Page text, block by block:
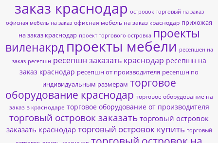
заказ краснодар островок торговый на заказ
офисная мебель на заказ офисная мебель на заказ краснодар прихожая
на заказ краснодар проект торгового островка проекты
виленакрд проекты мебели ресепшен на
заказ ресепшн ресепшн заказать краснодар ресепшн на
заказ краснодар ресепшн от производителя ресепшн по
индивидуальным размерам торговое
оборудование краснодар торговое оборудование на
заказ в краснодаре торговое оборудование от производителя
торговый островок заказать торговый островок
заказать краснодар торговый островок купить торговый